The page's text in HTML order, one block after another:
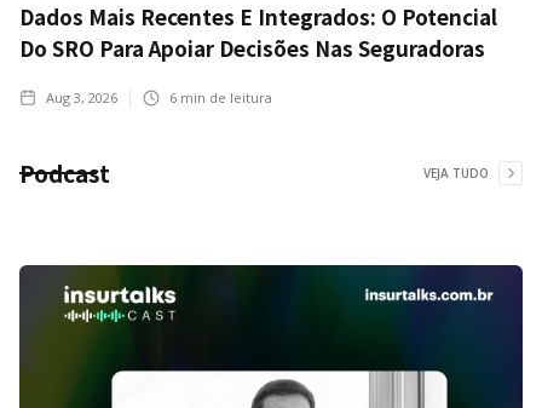
Dados Mais Recentes E Integrados: O Potencial
Do SRO Para Apoiar Decisões Nas Seguradoras
Aug 3, 2026 6 min de leitura
Podcast VEJA TUDO